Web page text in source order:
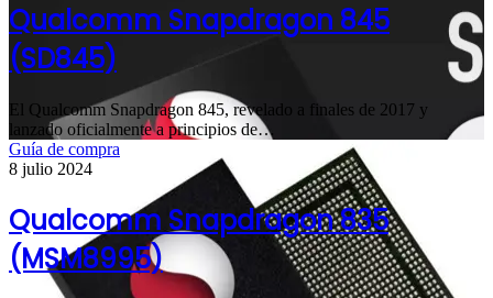
Qualcomm Snapdragon 845
(SD845)
El Qualcomm Snapdragon 845, revelado a finales de 2017 y
lanzado oficialmente a principios de…
Guía de compra
8 julio 2024
Qualcomm Snapdragon 835
(MSM8995)